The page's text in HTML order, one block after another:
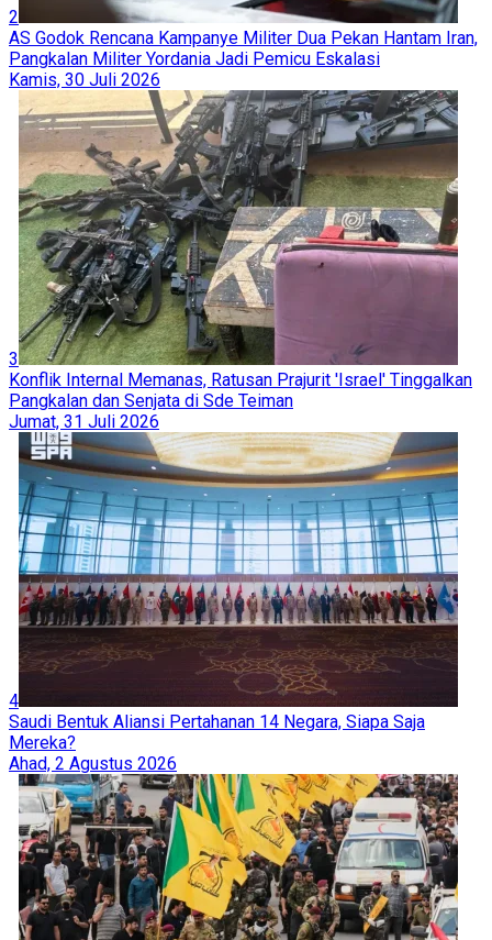
2
AS Godok Rencana Kampanye Militer Dua Pekan Hantam Iran,
Pangkalan Militer Yordania Jadi Pemicu Eskalasi
Kamis, 30 Juli 2026
3
Konflik Internal Memanas, Ratusan Prajurit 'Israel' Tinggalkan
Pangkalan dan Senjata di Sde Teiman
Jumat, 31 Juli 2026
4
Saudi Bentuk Aliansi Pertahanan 14 Negara, Siapa Saja
Mereka?
Ahad, 2 Agustus 2026